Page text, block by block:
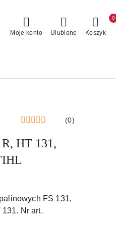
Moje konto Ulubione Koszyk
0
(0)
HT 131,
FS 131,
Nr art.